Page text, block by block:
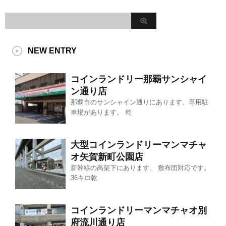
NEW ENTRY
コインランドリー那覇サンシャイ
ン通り店
那覇市のサンシャイン通りにあります。専用駐
車場があります。 乾
大型コインランドリーマンマチャ
オ矢賀新町公園店
新幹線の高架下にあります。 敷布団対応です。
36キロ乾
コインランドリーマンマチャオ別
府流川通り店